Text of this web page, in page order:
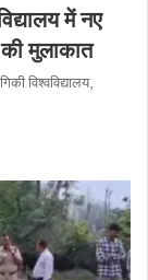
में नए
मुलाकात
विश्वविद्यालय,